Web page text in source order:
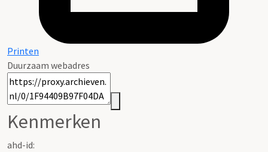
Printen
Duurzaam webadres
Kenmerken
ahd-id: